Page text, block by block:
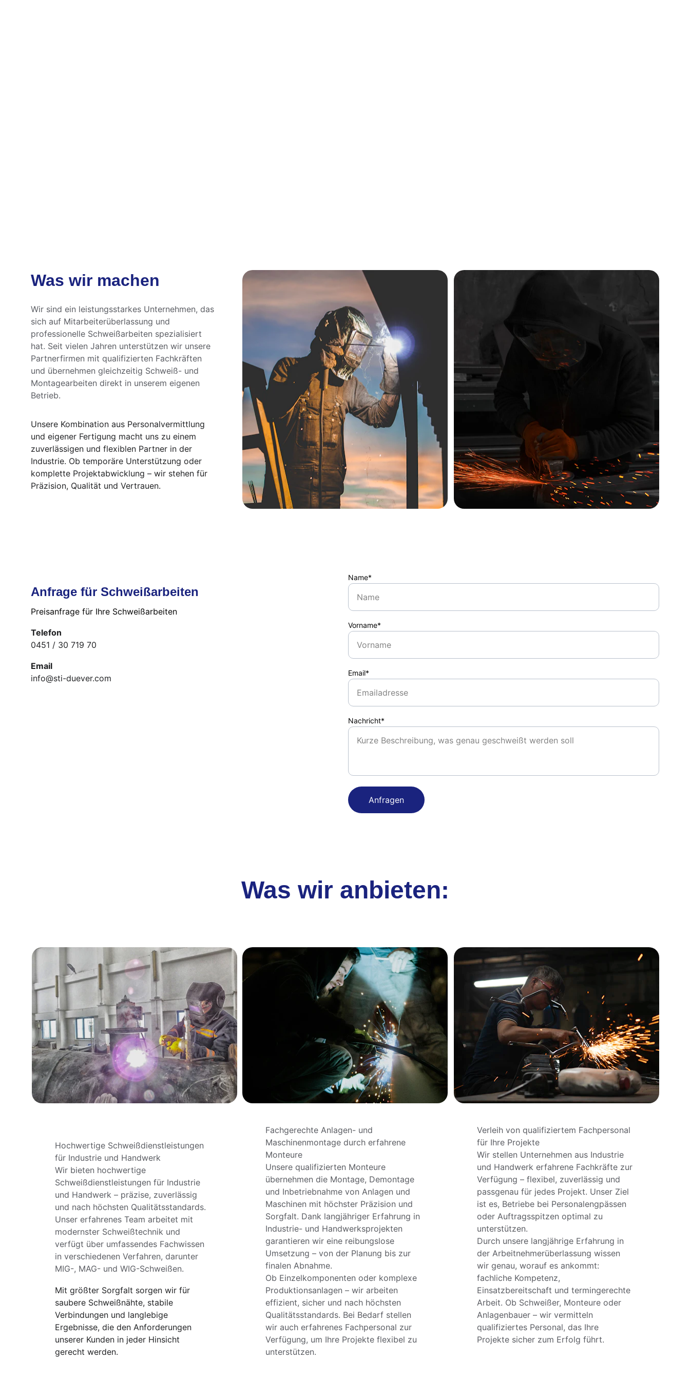
Was wir machen
Wir sind ein leistungsstarkes Unternehmen, das
sich auf Mitarbeiterüberlassung und
professionelle Schweißarbeiten spezialisiert
hat. Seit vielen Jahren unterstützen wir unsere
Partnerfirmen mit qualifizierten Fachkräften
und übernehmen gleichzeitig Schweiß- und
Montagearbeiten direkt in unserem eigenen
Betrieb.
Unsere Kombination aus Personalvermittlung
und eigener Fertigung macht uns zu einem
zuverlässigen und flexiblen Partner in der
Industrie. Ob temporäre Unterstützung oder
komplette Projektabwicklung – wir stehen für
Präzision, Qualität und Vertrauen.
Anfrage für Schweißarbeiten
Preisanfrage für Ihre Schweißarbeiten
Telefon
0451 / 30 719 70
Email
info@sti-duever.com
Name*
Vorname*
Email*
Nachricht*
Anfragen
Was wir anbieten:
Hochwertige Schweißdienstleistungen
für Industrie und Handwerk
Wir bieten hochwertige
Schweißdienstleistungen für Industrie
und Handwerk – präzise, zuverlässig
und nach höchsten Qualitätsstandards.
Unser erfahrenes Team arbeitet mit
modernster Schweißtechnik und
verfügt über umfassendes Fachwissen
in verschiedenen Verfahren, darunter
MIG-, MAG- und WIG-Schweißen.
Mit größter Sorgfalt sorgen wir für
saubere Schweißnähte, stabile
Verbindungen und langlebige
Ergebnisse, die den Anforderungen
unserer Kunden in jeder Hinsicht
gerecht werden.
Fachgerechte Anlagen- und
Maschinenmontage durch erfahrene
Monteure
Unsere qualifizierten Monteure
übernehmen die Montage, Demontage
und Inbetriebnahme von Anlagen und
Maschinen mit höchster Präzision und
Sorgfalt. Dank langjähriger Erfahrung in
Industrie- und Handwerksprojekten
garantieren wir eine reibungslose
Umsetzung – von der Planung bis zur
finalen Abnahme.
Ob Einzelkomponenten oder komplexe
Produktionsanlagen – wir arbeiten
effizient, sicher und nach höchsten
Qualitätsstandards. Bei Bedarf stellen
wir auch erfahrenes Fachpersonal zur
Verfügung, um Ihre Projekte flexibel zu
unterstützen.
Verleih von qualifiziertem Fachpersonal
für Ihre Projekte
Wir stellen Unternehmen aus Industrie
und Handwerk erfahrene Fachkräfte zur
Verfügung – flexibel, zuverlässig und
passgenau für jedes Projekt. Unser Ziel
ist es, Betriebe bei Personalengpässen
oder Auftragsspitzen optimal zu
unterstützen.
Durch unsere langjährige Erfahrung in
der Arbeitnehmerüberlassung wissen
wir genau, worauf es ankommt:
fachliche Kompetenz,
Einsatzbereitschaft und termingerechte
Arbeit. Ob Schweißer, Monteure oder
Anlagenbauer – wir vermitteln
qualifiziertes Personal, das Ihre
Projekte sicher zum Erfolg führt.